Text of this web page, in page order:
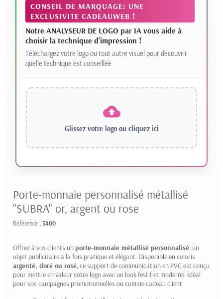
CONSEIL DE MARQUAGE: UNE
EXCLUSIVITE CADEAUWEB !
Notre ANALYSEUR DE LOGO par IA vous aide à
choisir la technique d'impression !
Téléchargez votre logo ou tout autre visuel pour découvrir
quelle technique est conseillée
Glissez votre logo ou cliquez ici
Porte-monnaie personnalisé métallisé
"SUBRA" or, argent ou rose
Référence : 3400
Offrez à vos clients unporte-monnaie métallisé personnalisé , un
objet publicitaire à la fois pratique et élégant. Disponible en coloris
argenté, doré ou rosé , ce support de communication en PVC est conçu
pour mettre en valeur votre logo avec un look festif et moderne. Idéal
pour vos campagnes promotionnelles ou comme cadeau client.